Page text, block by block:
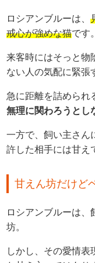
ロシアンブルーは、
戒心が強めな猫です。
来客時にはそっと物
ない人の気配に緊張
急に距離を詰められ
無理に関わろうとし
一方で、飼い主さん
許した相手には甘え
甘えん坊だけど
ロシアンブルーは、
坊。
しかし、その愛情表